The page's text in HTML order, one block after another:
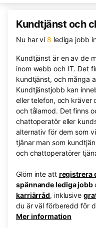
Kundtjänst och
Nu har vi8 lediga jobb
Kundtjänst är en av de
inom webb och IT. Det
kundtjänst, och många
Kundtjänstjobb kan
eller telefon, och kräver
och tålamod. Det finns
chattoperatör eller
alternativ för dem som
tjänar man som
och chattoperatörer
Glöm inte att registrera
spännande lediga jobb
karriärråd, inklusive
du är väl förberedd för
Mer information